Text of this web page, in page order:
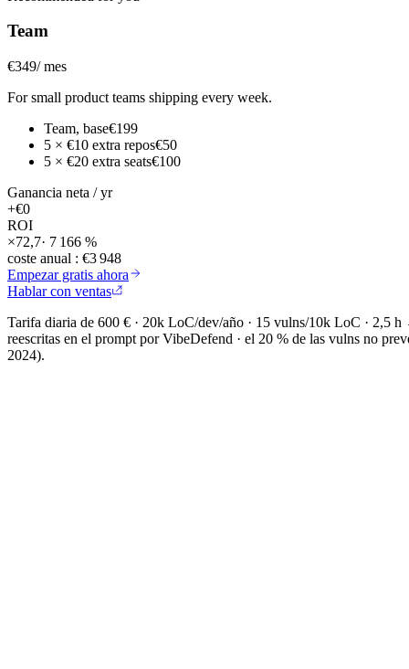
Team
€349/ mes
For small product teams shipping every week.
Team, base€199
5 × €10 extra repos€50
5 × €20 extra seats€100
Ganancia neta / yr
+€0
ROI
×72,7· 7 166 %
coste anual : €3 948
Empezar gratis ahora
Hablar con ventas
Tarifa diaria de 600 € · 20k LoC/dev/año · 15 vulns/10k LoC · 2,5
reescritas en el prompt por VibeDefend · el 20 % de las vulns no
2024).